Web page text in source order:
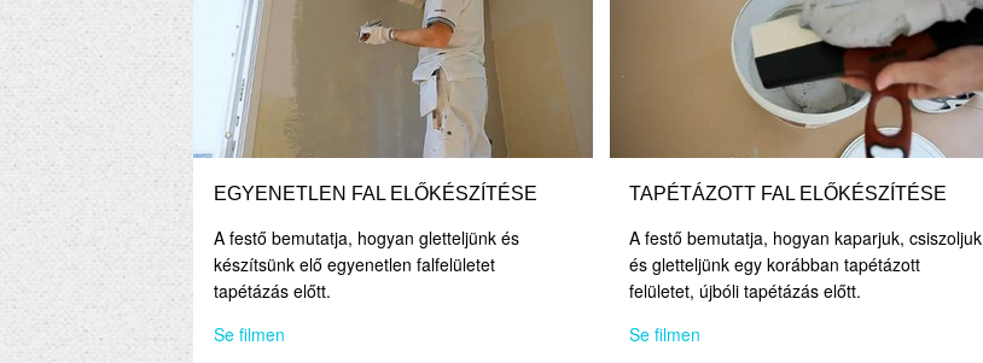
EGYENETLEN FAL ELŐKÉSZÍTÉSE
A festő bemutatja, hogyan gletteljünk és
készítsünk elő egyenetlen falfelületet
tapétázás előtt.
Se filmen
TAPÉTÁZOTT FAL ELŐKÉSZÍTÉSE
A festő bemutatja, hogyan kaparjuk, csiszoljuk
és gletteljünk egy korábban tapétázott
felületet, újbóli tapétázás előtt.
Se filmen